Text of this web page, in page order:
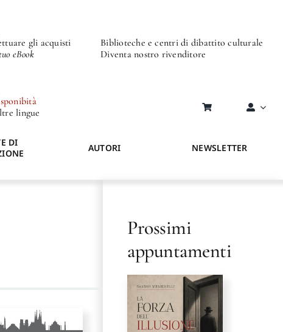
gli acquisti
eBook
Biblioteche e centri di dibattito culturale
Diventa nostro rivenditore
lingue
DI
AUTORI NEWSLETTER
Prossimi
appuntamenti